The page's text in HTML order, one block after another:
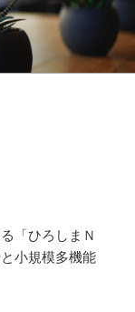
「ひろしまＮ
小規模多機能